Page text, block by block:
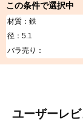
（＋）皿木ねじ
（＋）皿木ねじは
十字穴付きのため
すく、木材同士の
座ぐりを行うこと
この条件で選択中
材質：鉄
径：5.1
バラ売り：
ユーザーレ